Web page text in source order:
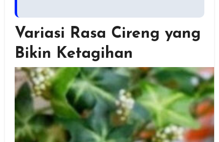
Variasi Rasa Cireng yang
Bikin Ketagihan